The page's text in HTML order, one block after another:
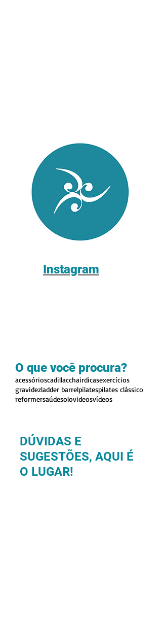
Instagram
O que você procura?
acessórioscadillacchairdicasexercícios
gravidezladder barrelpilatespilates clássico
reformersaúdesolovideosvídeos
DÚVIDAS E
SUGESTÕES, AQUI É
O LUGAR!